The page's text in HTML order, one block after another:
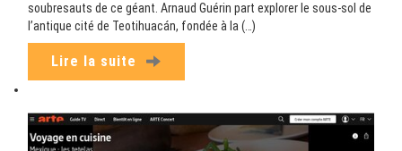
soubresauts de ce géant. Arnaud Guérin part explorer le sous-sol de
l’antique cité de Teotihuacán, fondée à la (…)
Lire la suite